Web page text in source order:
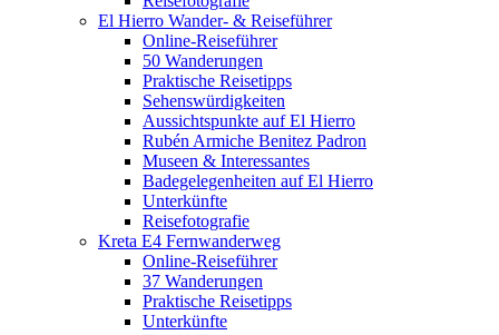
El Hierro Wander- & Reiseführer
Online-Reiseführer
50 Wanderungen
Praktische Reisetipps
Sehenswürdigkeiten
Aussichtspunkte auf El Hierro
Rubén Armiche Benitez Padron
Museen & Interessantes
Badegelegenheiten auf El Hierro
Unterkünfte
Reisefotografie
Kreta E4 Fernwanderweg
Online-Reiseführer
37 Wanderungen
Praktische Reisetipps
Unterkünfte